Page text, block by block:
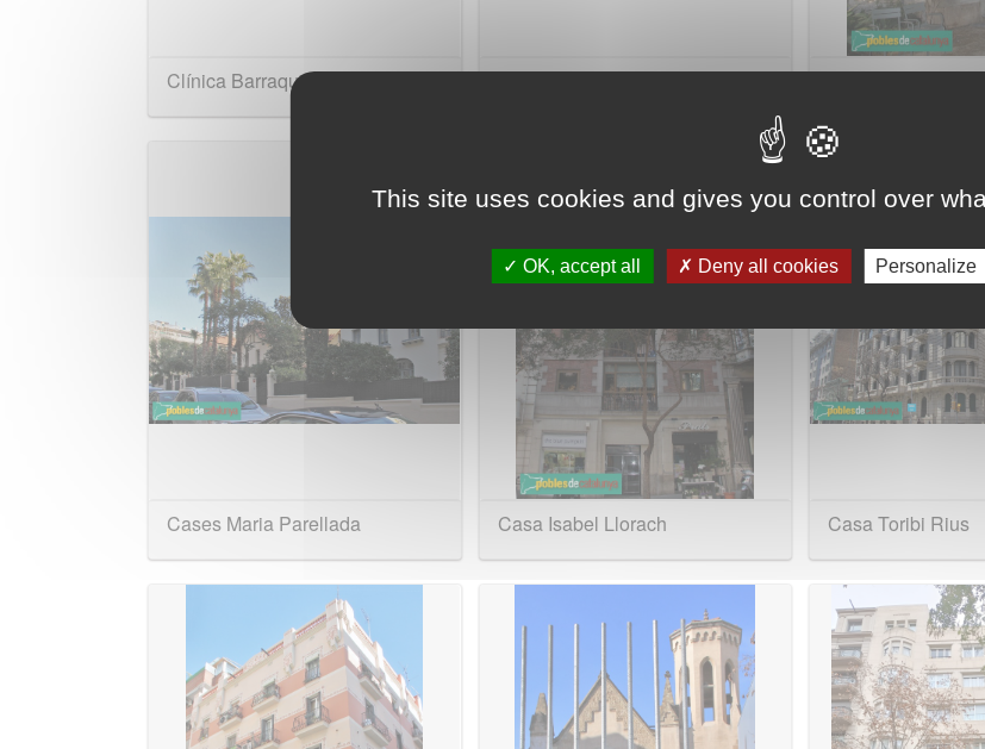
Clínica Barraquer
Cases Maria Parellada
Palau del Marquès d'Alella
Casa Isabel Llorach
Palau del
Casa Toribi Rius
This site uses cookies and gives you control over
OK, accept all Deny all cookies Personalize